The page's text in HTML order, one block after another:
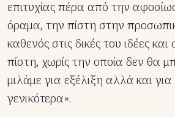
επιτυχίας πέρα από την
όραμα, την πίστη στην
καθενός στις δικές του ιδέες
πίστη, χωρίς την οποία δεν θα
μιλάμε για εξέλιξη αλλά και
γενικότερα».